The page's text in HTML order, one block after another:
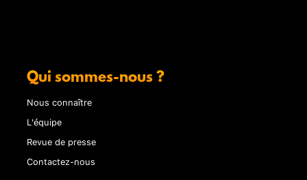
Qui sommes-nous ?
Nous connaître
L'équipe
Revue de presse
Contactez-nous